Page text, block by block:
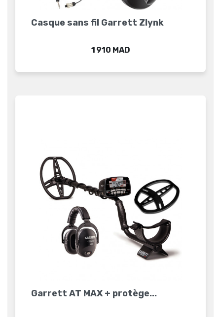
Casque sans fil Garrett Zlynk
Prix
1 910 MAD
Garrett AT MAX + protège...